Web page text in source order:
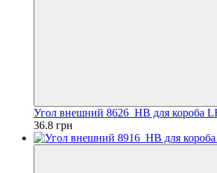
Угол внешний 8626_HB для короба
36.8 грн